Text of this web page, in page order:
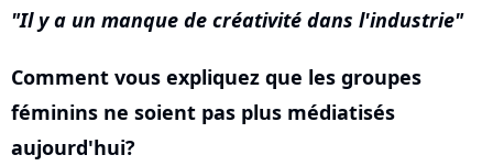
Il y a un manque de créativité dans l'industrie
Comment vous expliquez que les groupes
féminins ne soient pas plus médiatisés
aujourd'hui?